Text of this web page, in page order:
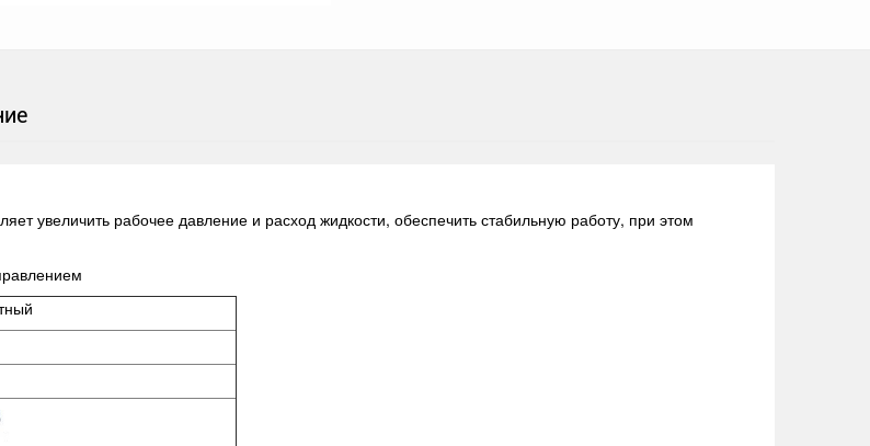
увеличить рабочее давление и расход жидкости, обеспечить стабильную работу, при этом